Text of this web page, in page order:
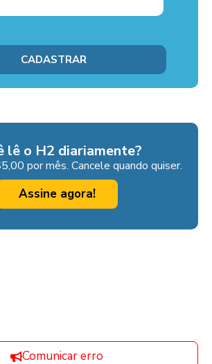
lê o H2 diariamente?
por mês. Cancele quando quiser.
Assine agora!
Comunicar erro